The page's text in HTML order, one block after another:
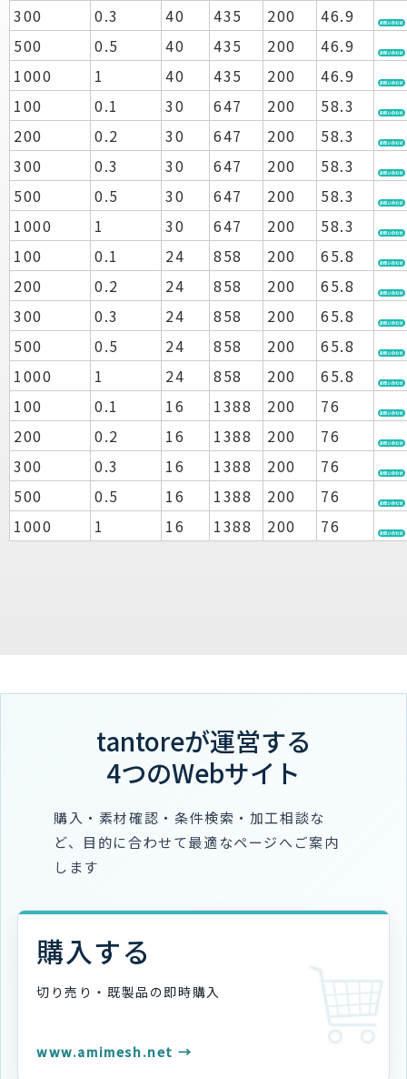
300 0.3 40 435 200
46.9
500
0.5 40 435 200
46.9
1000
1 40 435 200
46.9
100
0.1 30 647 200
58.3
200
0.2 30 647 200
58.3
300
0.3 30 647 200
58.3
500
0.5 30 647 200
58.3
1000
1 30 647 200
58.3
100
0.1 24 858 200
65.8
200
0.2 24 858 200
65.8
300
0.3 24 858 200
65.8
500
0.5 24 858 200
65.8
1000
1 24 858 200
65.8
100
0.1 16 1388 200
76
200
0.2 16 1388 200
76
300
0.3 16 1388 200
76
500
0.5 16 1388 200
76
1000
1 16 1388 200 76
tantoreが運営する
4つのWebサイト
購入・素材確認・条件検索・加工相談な
ど、目的に合わせて最適なページへご案内
します
購入する
切り売り・既製品の即時購入
www.amimesh.net →